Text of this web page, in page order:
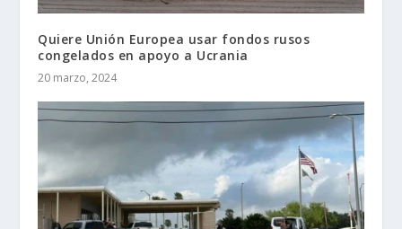
Quiere Unión Europea usar fondos rusos
congelados en apoyo a Ucrania
20 marzo, 2024